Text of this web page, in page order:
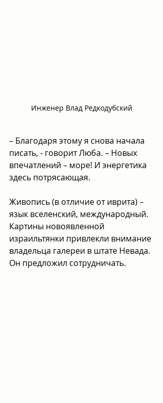
Инженер Влад Редкодубский
– Благодаря этому я снова начала
писать, - говорит Люба. – Новых
впечатлений – море! И энергетика
здесь потрясающая.
Живопись (в отличие от иврита) –
язык вселенский, международный.
Картины новоявленной
израильтянки привлекли внимание
владельца галереи в штате Невада.
Он предложил сотрудничать.